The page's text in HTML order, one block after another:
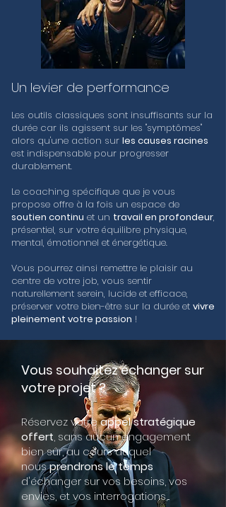
Un levier de performance
Les outils classiques sont insuffisants sur la
durée car ils agissent sur les "symptômes"
alors qu'une action sur les causes racines
est indispensable pour progresser
durablement.
Le coaching spécifique que je vous
propose offre à la fois un espace de
soutien continu et un travail en profondeur,
présentiel, sur votre équilibre physique,
mental, émotionnel et énergétique.
Vous pourrez ainsi remettre le plaisir au
centre de votre job, vous sentir
naturellement serein, lucide et efficace,
préserver votre bien-être sur la durée et vivre
pleinement votre passion !
Vous souhaitez échanger sur
votre projet ?
Réservez votreappel stratégique
offert, sans aucun engagement
bien sûr, au cours duquel
nousprendrons le temps
d'échanger sur vos besoins, vos
envies, et vos interrogations,...